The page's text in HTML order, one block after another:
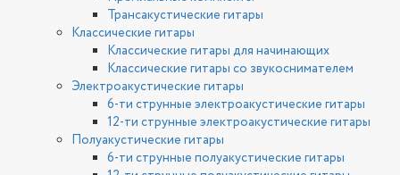
Трансакустические гитары
Классические гитары
Классические гитары для начинающих
Классические гитары со звукоснимателем
Электроакустические гитары
6-ти струнные электроакустические гитары
12-ти струнные электроакустические гитары
Полуакустические гитары
6-ти струнные полуакустические гитары